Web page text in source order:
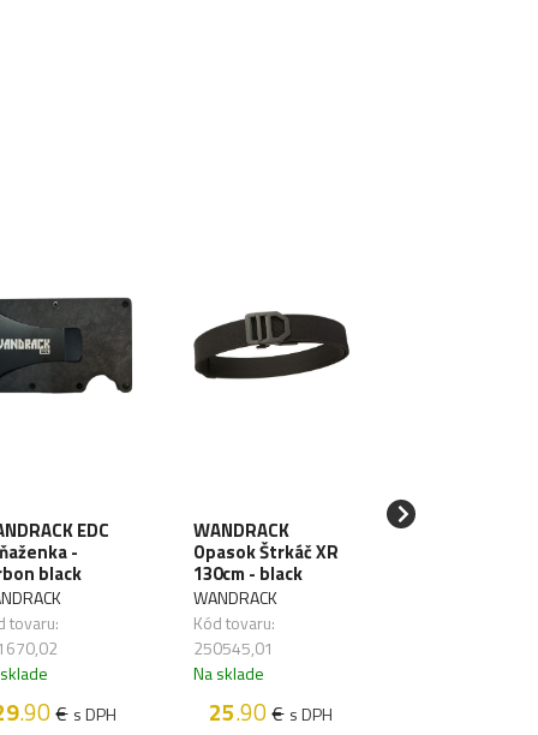
EDC
-
black
tovaru:
.90€ s DPH
WANDRACK
Opasok Štrkáč XR
130cm - black
WANDRACK
Kód tovaru:
250545,01
Na sklade
25.90€ s DPH